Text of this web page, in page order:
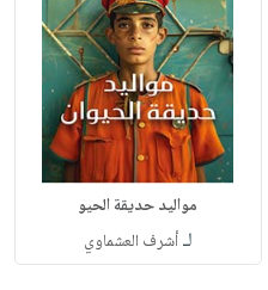
مواليد حديقة الحيو
لـأشرف العشماوي